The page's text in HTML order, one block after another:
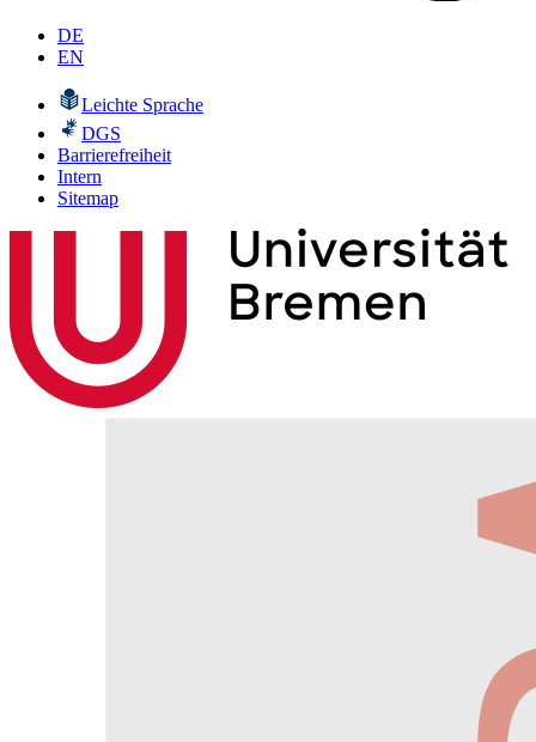
DE
EN
Leichte Sprache
DGS
Barrierefreiheit
Intern
Sitemap